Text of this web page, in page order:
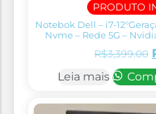
PRODUTO
Notebok Dell – i7-
Nvme – Rede 5G –
R$3,399.00
Leia mais